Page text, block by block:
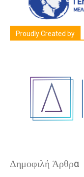
Proudly Created by
Δημοφιλή Άρθρα